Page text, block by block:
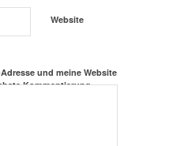
Website
und meine Website
Kommentierung